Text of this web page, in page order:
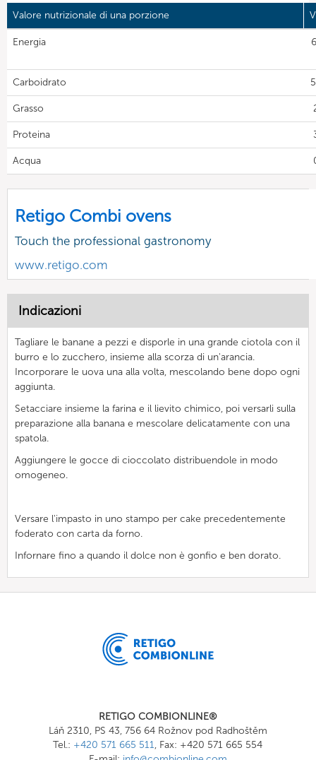
Valore nutrizionale di una porzione
Energia
Carboidrato
Grasso
Proteina
Acqua
Retigo Combi ovens
Touch the professional gastronomy
www.retigo.com
Indicazioni
Tagliare le banane a pezzi e disporle in una grande ciotola con il
burro e lo zucchero, insieme alla scorza di un'arancia.
Incorporare le uova una alla volta, mescolando bene dopo ogni
aggiunta.
Setacciare insieme la farina e il lievito chimico, poi versarli sulla
preparazione alla banana e mescolare delicatamente con una
spatola.
Aggiungere le gocce di cioccolato distribuendole in modo
omogeneo.
Versare l'impasto in uno stampo per cake precedentemente
foderato con carta da forno.
Infornare fino a quando il dolce non è gonfio e ben dorato.
RETIGO COMBIONLINE®
Láň 2310, PS 43, 756 64 Rožnov pod Radhoštěm
Tel.: +420 571 665 511, Fax: +420 571 665 554